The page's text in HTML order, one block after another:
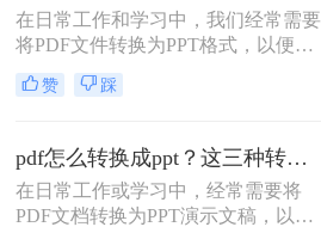
在日常工作和学习中，我们经常需要
将PDF文件转换为PPT格式，以便进
行演示或编辑。那么pdf怎么转ppt免
费呢？虽然市面上有许多付费的转换
转PPT方法，帮助你轻松实现文件格
式的转换。
赞 踩
pdf怎么转换成ppt？这三种转换方法分享给你!！
在日常工作或学习中，经常需要将
PDF文档转换为PPT演示文稿，以便